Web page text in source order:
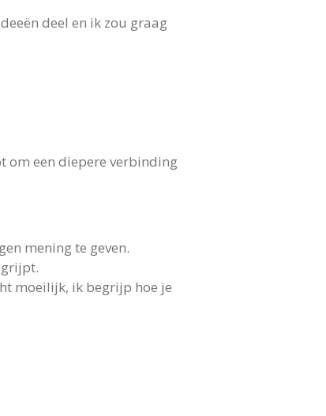
deel en ik zou graag
om een diepere verbinding
mening te geven.
moeilijk, ik begrijp hoe je